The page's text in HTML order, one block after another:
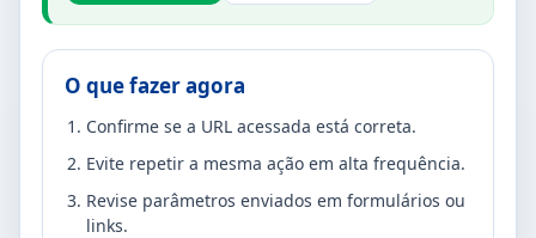
O que fazer agora
Confirme se a URL acessada está correta.
Evite repetir a mesma ação em alta frequência.
Revise parâmetros enviados em formulários ou
links.